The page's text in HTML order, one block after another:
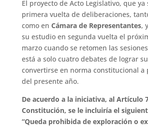
El proyecto de Acto Legislativo, que ya
primera vuelta de deliberaciones,
como en Cámara de Representantes,
su estudio en segunda vuelta el
marzo cuando se retomen las
está a solo cuatro debates de lograr
convertirse en norma constitucional
del presente año.
De acuerdo a la iniciativa, al Artículo
Constitución, se le incluiría el
“Queda prohibida de exploración o